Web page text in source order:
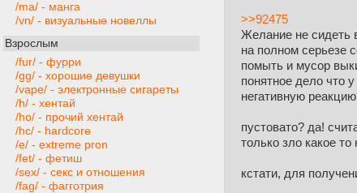
/ma/ - манга
/vn/ - визуальные новеллы
Взрослым
/fur/ - фурри
/gg/ - хорошие девушки
/vape/ - электронные сигареты
/h/ - хентай
/ho/ - прочий хентай
/hc/ - hardcore
/e/ - extreme pron
/fet/ - фетиш
/sex/ - секс и отношения
/fag/ - фагготрия
>>92475
Желание не сидеть
на полном серьезе
помыть и мусор
понятное дело что
негативную
пустовато? да!
только зло какое
кстати, для